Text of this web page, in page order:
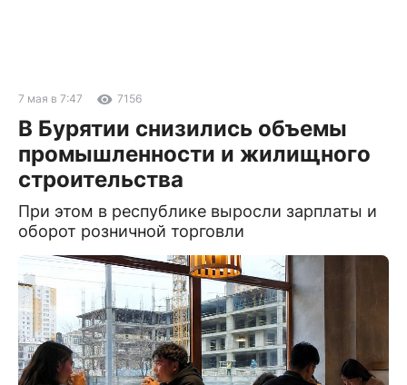
7 мая в 7:47 7156
В Бурятии снизились объемы
промышленности и жилищного
строительства
При этом в республике выросли зарплаты и
оборот розничной торговли